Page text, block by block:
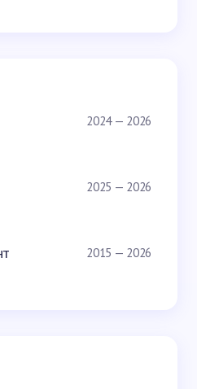
2024 — 2026
2025 — 2026
2015 — 2026